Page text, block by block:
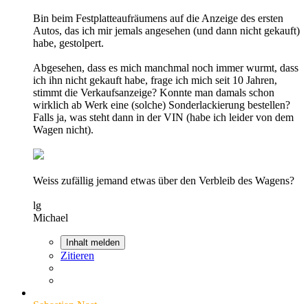
Bin beim Festplatteaufräumens auf die Anzeige des ersten
Autos, das ich mir jemals angesehen (und dann nicht gekauft)
habe, gestolpert.
Abgesehen, dass es mich manchmal noch immer wurmt, dass
ich ihn nicht gekauft habe, frage ich mich seit 10 Jahren,
stimmt die Verkaufsanzeige? Konnte man damals schon
wirklich ab Werk eine (solche) Sonderlackierung bestellen?
Falls ja, was steht dann in der VIN (habe ich leider von dem
Wagen nicht).
Weiss zufällig jemand etwas über den Verbleib des Wagens?
lg
Michael
Inhalt melden
Zitieren